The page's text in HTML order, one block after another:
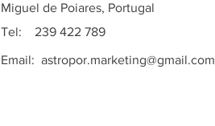
Miguel de Poiares, Portugal
Tel: 239 422 789
Email: astropor.marketing@gmail.com